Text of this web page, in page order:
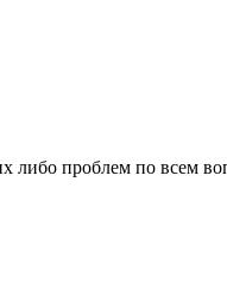
либо проблем по всем